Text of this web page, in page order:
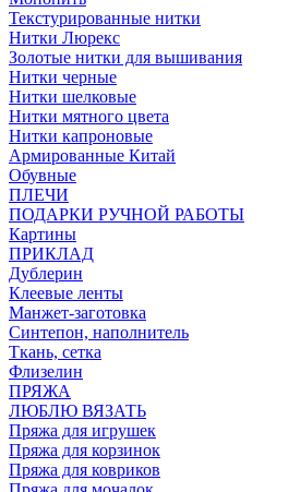
Текстурированные нитки
Нитки Люрекс
Золотые нитки для вышивания
Нитки черные
Нитки шелковые
Нитки мятного цвета
Нитки капроновые
Армированные Китай
Обувные
ПЛЕЧИ
ПОДАРКИ РУЧНОЙ РАБОТЫ
Картины
ПРИКЛАД
Дублерин
Клеевые ленты
Манжет-заготовка
Синтепон, наполнитель
Ткань, сетка
Флизелин
ПРЯЖА
ЛЮБЛЮ ВЯЗАТЬ
Пряжа для игрушек
Пряжа для корзинок
Пряжа для ковриков